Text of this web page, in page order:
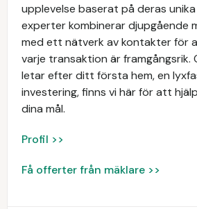
upplevelse baserat på deras
experter kombinerar djupgående
med ett nätverk av kontakter för
varje transaktion är framgångsrik.
letar efter ditt första hem, en
investering, finns vi här för att
dina mål.
Profil >>
Få offerter från mäklare >>